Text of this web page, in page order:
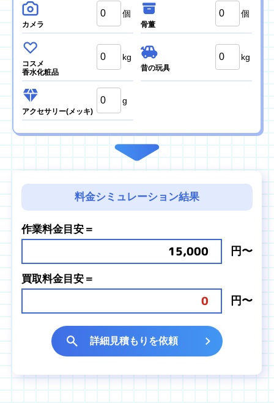
カメラ
個
骨董
個
コスメ
香水化粧品
kg
昔の玩具
kg
アクセサリー(メッキ)
g
料金シミュレーション結果
作業料金目安＝
15,000 円〜
買取料金目安＝
0 円〜
詳細見積もりを依頼